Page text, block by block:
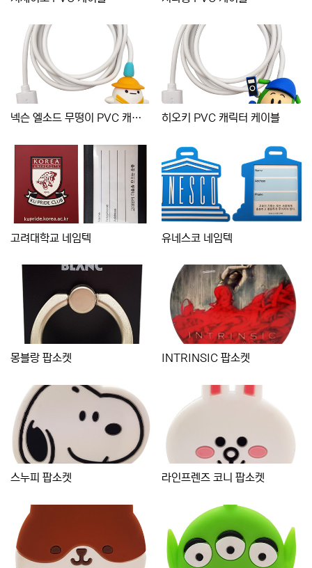
넥슨 엘소드 무떵이 PVC 캐릭터 케이블 히오키 PVC 캐릭터 케이블
고려대학교 네임텍 유네스코 네임텍
몽블랑 팝소켓 INTRINSIC 팝소켓
스누피 팝소켓 라인프렌즈 코니 팝소켓